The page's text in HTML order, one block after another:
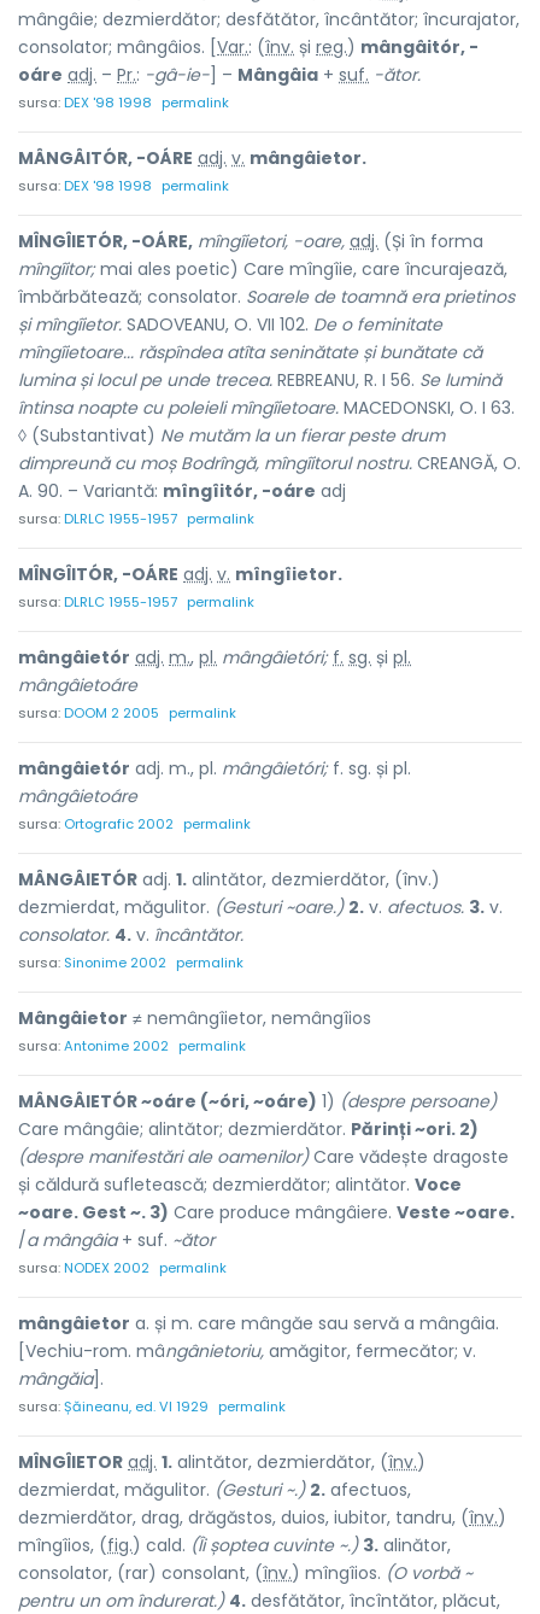
mângâie; dezmierdător; desfătător, încântător; încurajator,
consolator; mângâios. [ Var.: (înv. și reg.) mângâitór, -
oáre adj. – Pr.: -gâ-ie- ] – Mângâia + suf. -ător.
sursa:DEX '98 1998 permalink
MÂNGÂITÓR, -OÁRE adj. v. mângâietor.
sursa:DEX '98 1998 permalink
MÎNGÎIETÓR, -OÁRE, mîngîietori, -oare, adj. (Și în forma
mîngîitor;mai ales poetic) Care mîngîie, care încurajează,
îmbărbătează; consolator. Soarele de toamnă era prietinos
și mîngîietor. SADOVEANU, O. VII 102. De o feminitate
mîngîietoare... răspîndea atîta seninătate și bunătate că
lumina și locul pe unde trecea. REBREANU, R. I 56. Se lumină
întinsa noapte cu poleieli mîngîietoare. MACEDONSKI, O. I 63.
◊ (Substantivat) Ne mutăm la un fierar peste drum
dimpreună cu moș Bodrîngă, mîngîitorul nostru. CREANGĂ, O.
A. 90. – Variantă: mîngîitór, -oáre adj
sursa:DLRLC 1955-1957 permalink
MÎNGÎITÓR, -OÁRE adj. v. mîngîietor.
sursa:DLRLC 1955-1957 permalink
mângâietór adj. m., pl. mângâietóri; f. sg. și pl.
mângâietoáre
sursa:DOOM 2 2005 permalink
mângâietór adj. m., pl. mângâietóri;f. sg. și pl.
mângâietoáre
sursa: Ortografic 2002 permalink
MÂNGÂIETÓR adj. 1. alintător, dezmierdător, (înv.)
dezmierdat, măgulitor. (Gesturi ~oare.) 2. v. afectuos. 3. v.
consolator. 4. v. încântător.
sursa: Sinonime 2002 permalink
Mângâietor ≠ nemângîietor, nemângîios
sursa:Antonime 2002 permalink
MÂNGÂIETÓR ~oáre (~óri, ~oáre) 1) (despre persoane)
Care mângâie; alintător; dezmierdător. Părinți ~ori. 2)
(despre manifestări ale oamenilor)Care vădește dragoste
și căldură sufletească; dezmierdător; alintător. Voce
~oare. Gest ~. 3) Care produce mângâiere. Veste ~oare.
/a mângâia+ suf. ~ător
sursa:NODEX 2002 permalink
mângâietor a. și m. care mângăe sau servă a mângâia.
[Vechiu-rom. mângânietoriu, amăgitor, fermecător; v.
mângăia].
sursa:Șăineanu, ed. VI 1929 permalink
MÎNGÎIETOR adj. 1. alintător, dezmierdător, (înv.)
dezmierdat, măgulitor. (Gesturi ~.) 2. afectuos,
dezmierdător, drag, drăgăstos, duios, iubitor, tandru, (înv.)
mîngîios, (fig.) cald. (Îi șoptea cuvinte ~.) 3. alinător,
consolator, (rar) consolant, (înv.) mîngîios. (O vorbă ~
pentru un om îndurerat.) 4. desfătător, încîntător, plăcut,